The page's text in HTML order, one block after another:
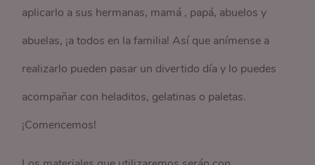
aplicarlo a sus hermanas, mamá , papá, abuelos y
abuelas, ¡a todos en la familia! Así que anímense a
realizarlo pueden pasar un divertido día y lo puedes
acompañar con heladitos, gelatinas o paletas.
¡Comencemos!